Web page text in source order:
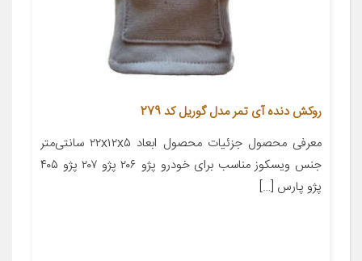
روکش دنده آی تمر مدل گوریل کد 279
معرفی محصول جزئیات محصول ابعاد ۲۲x۱۲x۵ سانتی‌متر
جنس ویسکوز مناسب برای خودرو پژو ۲۰۶ پژو ۲۰۷ پژو ۴۰۵
پژو پارس […]